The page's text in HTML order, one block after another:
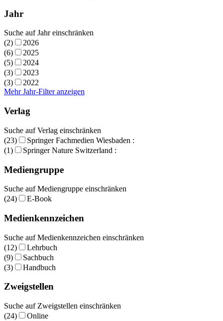
Jahr
Suche auf Jahr einschränken
(2)
2026
(6)
2025
(5)
2024
(3)
2023
(3)
2022
Mehr Jahr-Filter anzeigen
Verlag
Suche auf Verlag einschränken
(23)
Springer Fachmedien Wiesbaden :
(1)
Springer Nature Switzerland :
Mediengruppe
Suche auf Mediengruppe einschränken
(24)
E-Book
Medienkennzeichen
Suche auf Medienkennzeichen einschränken
(12)
Lehrbuch
(9)
Sachbuch
(3)
Handbuch
Zweigstellen
Suche auf Zweigstellen einschränken
(24)
Online